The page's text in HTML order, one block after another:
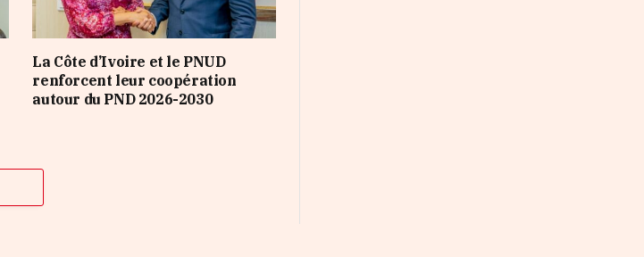
La Côte d’Ivoire et le PNUD
renforcent leur coopération
autour du PND 2026-2030